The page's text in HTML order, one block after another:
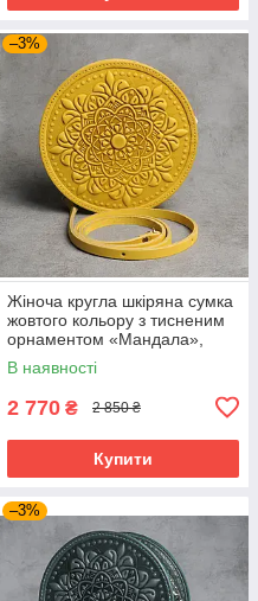
–3%
Жіноча кругла шкіряна сумка
жовтого кольору з тисненим
орнаментом «Мандала»,
діаметр 22 см
В наявності
2 770 ₴ 2 850 ₴
Купити
–3%